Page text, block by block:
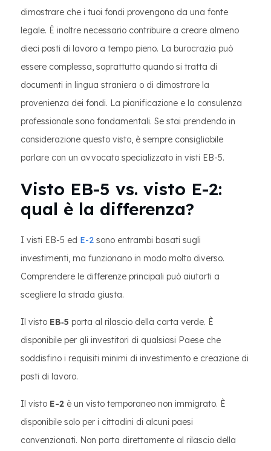
dimostrare che i tuoi fondi provengono da una fonte
legale. È inoltre necessario contribuire a creare almeno
dieci posti di lavoro a tempo pieno. La burocrazia può
essere complessa, soprattutto quando si tratta di
documenti in lingua straniera o di dimostrare la
provenienza dei fondi. La pianificazione e la consulenza
professionale sono fondamentali. Se stai prendendo in
considerazione questo visto, è sempre consigliabile
parlare con un avvocato specializzato in visti EB-5.
Visto EB-5 vs. visto E-2:
qual è la differenza?
I visti EB-5 ed E-2 sono entrambi basati sugli
investimenti, ma funzionano in modo molto diverso.
Comprendere le differenze principali può aiutarti a
scegliere la strada giusta.
Il visto EB‑5 porta al rilascio della carta verde. È
disponibile per gli investitori di qualsiasi Paese che
soddisfino i requisiti minimi di investimento e creazione di
posti di lavoro.
Il visto E-2 è un visto temporaneo non immigrato. È
disponibile solo per i cittadini di alcuni paesi
convenzionati. Non porta direttamente al rilascio della